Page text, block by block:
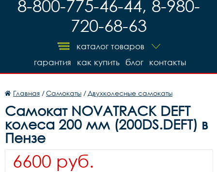
8-800-775-46-44, 8-980-
720-68-63
каталог товаров
контакты
блог
как купить
гарантия
Главная /Самокаты / Двухколесные самокаты
Самокат NOVATRACK DEFT
колеса 200 мм (200DS.DEFT) в
Пензе
6600 руб.